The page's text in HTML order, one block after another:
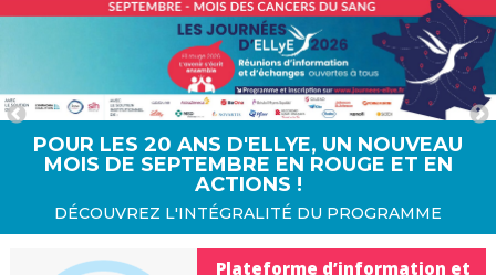
POUR LES 20 ANS D'ELLYE, UN NOUVEAU
MOIS DE SEPTEMBRE EN ROUGE ET EN
ACTIONS !
DÉCOUVREZ L'INTÉGRALITÉ DU PROGRAMME
Plateforme d’information et